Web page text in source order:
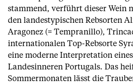
stammend, verführt dieser Wein
den landestypischen Rebsorten
Aragonez (= Tempranillo),
internationalen Top-Rebsorte
eine moderne Interpretation
Landesinneren Portugals. Das
Sommermonaten lässt die